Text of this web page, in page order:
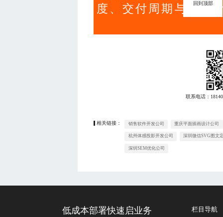
度、交付周期与附加
联系电话：
相关链接： 销售软件开发公司 重庆平面插画设计公司
杭州体感投影开发公司 深圳微信SVG图文
深圳SEM优化公司
回到顶部
低成本部署快速启业务 栏目导航